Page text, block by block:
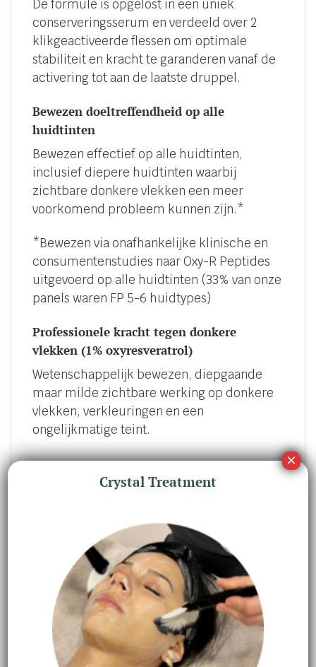
De formule is opgelost in een uniek
conserveringsserum en verdeeld over 2
klikgeactiveerde flessen om optimale
stabiliteit en kracht te garanderen vanaf de
activering tot aan de laatste druppel.
Bewezen doeltreffendheid op alle
huidtinten
Bewezen effectief op alle huidtinten,
inclusief diepere huidtinten waarbij
zichtbare donkere vlekken een meer
voorkomend probleem kunnen zijn.*
*Bewezen via onafhankelijke klinische en
consumentenstudies naar Oxy-R Peptides
uitgevoerd op alle huidtinten (33% van onze
panels waren FP 5-6 huidtypes)
Professionele kracht tegen donkere
vlekken (1% oxyresveratrol)
Wetenschappelijk bewezen, diepgaande
maar milde zichtbare werking op donkere
vlekken, verkleuringen en een
ongelijkmatige teint.
Om te activeren voor het eerste gebruik,
druk stevig op het deksel van de fles totdat
het klikt en schud gedurende 30 seconden.
Recycle het deksel en vervang het door de
druppelaar.
STAP 2
Crystal Treatment